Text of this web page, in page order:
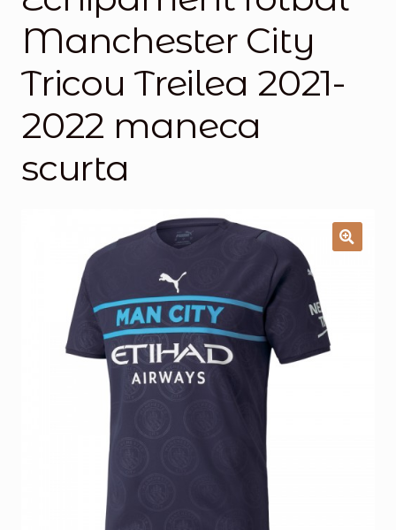
Magazinul
Manchester City
Tricou Treilea 2021-
2022 maneca
scurta